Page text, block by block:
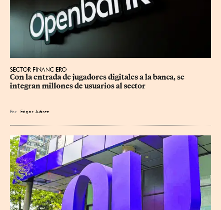
SECTOR FINANCIERO
Con la entrada de jugadores digitales a la banca, se
integran millones de usuarios al sector
Por Edgar Juárez